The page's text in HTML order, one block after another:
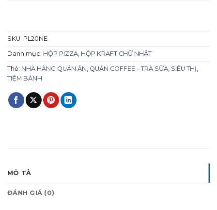
SKU: PL20NE
Danh mục: HỘP PIZZA, HỘP KRAFT CHỮ NHẬT
Thẻ: NHÀ HÀNG QUÁN ĂN, QUÁN COFFEE – TRÀ SỮA, SIÊU THỊ,
TIỆM BÁNH
MÔ TẢ
ĐÁNH GIÁ (0)